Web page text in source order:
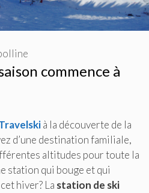
commence à
à la découverte de la
d’une destination familiale,
altitudes pour toute la
station qui bouge et qui
hiver? La station de ski